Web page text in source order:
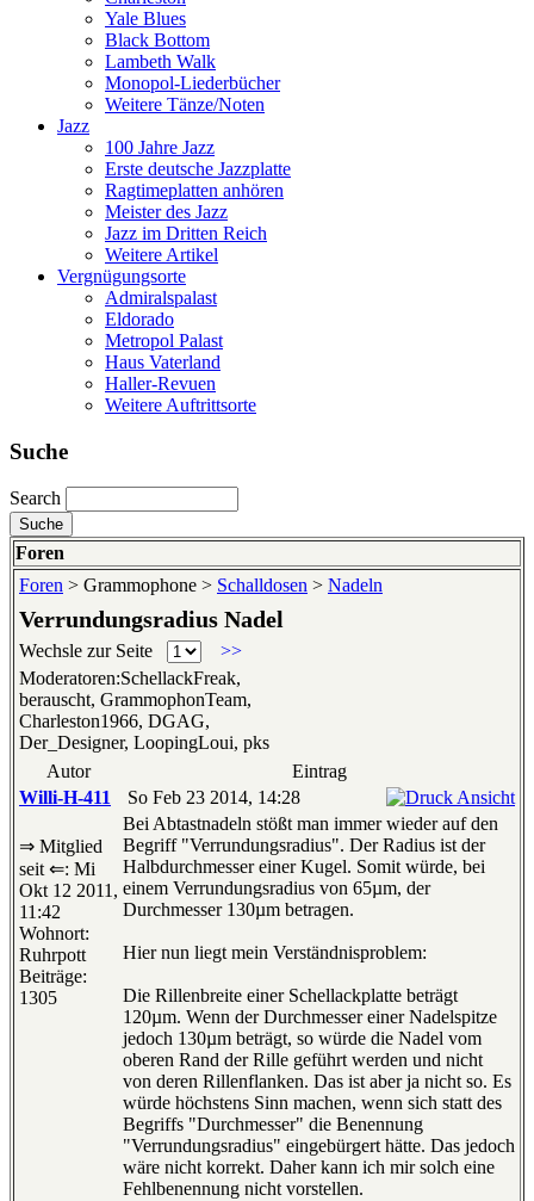
Yale Blues
Black Bottom
Lambeth Walk
Monopol-Liederbücher
Weitere Tänze/Noten
Jazz
100 Jahre Jazz
Erste deutsche Jazzplatte
Ragtimeplatten anhören
Meister des Jazz
Jazz im Dritten Reich
Weitere Artikel
Vergnügungsorte
Admiralspalast
Eldorado
Metropol Palast
Haus Vaterland
Haller-Revuen
Weitere Auftrittsorte
Suche
Search
Foren
Foren > Grammophone > Schalldosen > Nadeln
Verrundungsradius Nadel
Wechsle zur Seite
>>
Moderatoren:SchellackFreak,
berauscht, GrammophonTeam,
Charleston1966, DGAG,
Der_Designer, LoopingLoui, pks
Autor
Eintrag
Willi-H-411
So Feb 23 2014, 14:28
⇒ Mitglied
seit ⇐: Mi
Okt 12 2011,
11:42
Wohnort:
Ruhrpott
Beiträge:
1305
Bei Abtastnadeln stößt man immer wieder auf den
Begriff "Verrundungsradius". Der Radius ist der
Halbdurchmesser einer Kugel. Somit würde, bei
einem Verrundungsradius von 65µm, der
Durchmesser 130µm betragen.
Hier nun liegt mein Verständnisproblem:
Die Rillenbreite einer Schellackplatte beträgt
120µm. Wenn der Durchmesser einer Nadelspitze
jedoch 130µm beträgt, so würde die Nadel vom
oberen Rand der Rille geführt werden und nicht
von deren Rillenflanken. Das ist aber ja nicht so. Es
würde höchstens Sinn machen, wenn sich statt des
Begriffs "Durchmesser" die Benennung
"Verrundungsradius" eingebürgert hätte. Das jedoch
wäre nicht korrekt. Daher kann ich mir solch eine
Fehlbenennung nicht vorstellen.